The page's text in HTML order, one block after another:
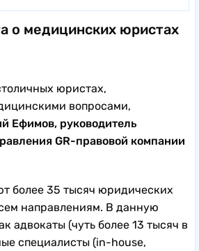
о медицинских юристах
юристах,
вопросами,
Ефимов, руководитель
GR-правовой компании
более 35 тысяч юридических
направлениям. В данную
адвокаты (чуть более 13 тысяч в
специалисты (in-house,